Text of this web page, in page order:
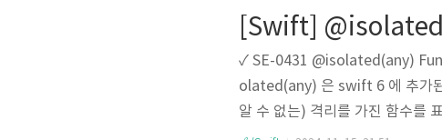
[Swift]
✓ SE-0431 @isolated(any)
olated(any) 은 swift 6 에 추가
알 수 없는) 격리를 가진 함수